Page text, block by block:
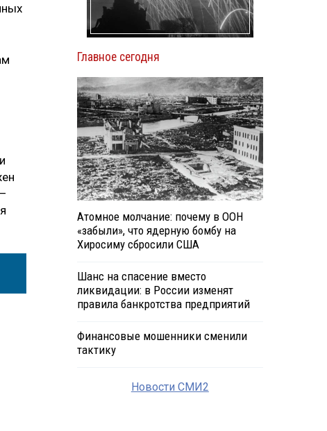
Главное сегодня
Атомное молчание: почему в ООН
«забыли», что ядерную бомбу на
Хиросиму сбросили США
Шанс на спасение вместо
ликвидации: в России изменят
правила банкротства предприятий
Финансовые мошенники сменили
тактику
Новости СМИ2